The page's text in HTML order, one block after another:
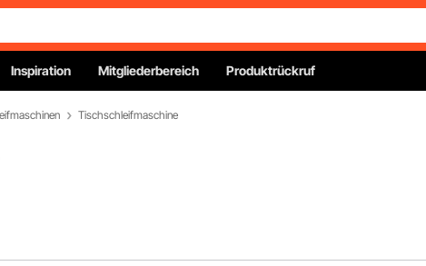
Inspiration Mitgliederbereich Produktrückruf
Tischschleifmaschine